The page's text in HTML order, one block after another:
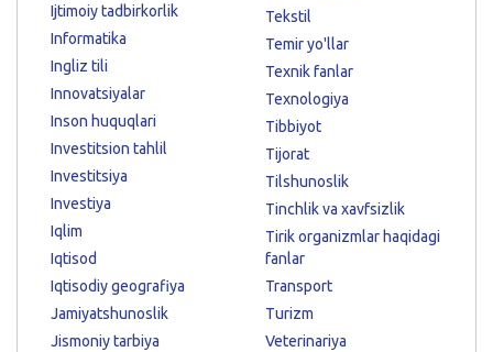
Ijtimoiy tadbirkorlik
Informatika
Ingliz tili
Innovatsiyalar
Inson huquqlari
Investitsion tahlil
Investitsiya
Investiya
Iqlim
Iqtisod
Iqtisodiy geografiya
Jamiyatshunoslik
Jismoniy tarbiya
Tekstil
Temir yo'llar
Texnik fanlar
Texnologiya
Tibbiyot
Tijorat
Tilshunoslik
Tinchlik va xavfsizlik
Tirik organizmlar haqidagi
fanlar
Transport
Turizm
Veterinariya